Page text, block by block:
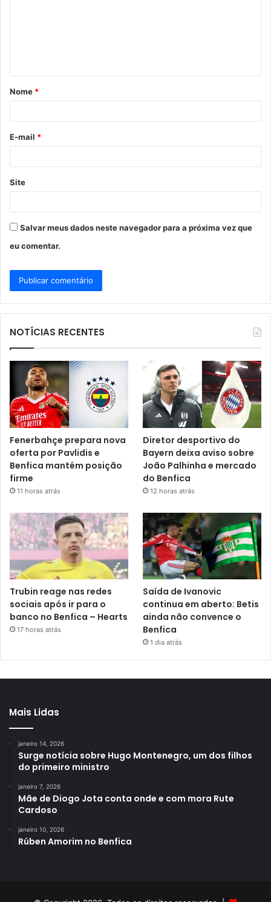
á
r
*
Nome *
E-mail *
Site
Salvar meus dados neste navegador para a próxima vez que
eu comentar.
NOTÍCIAS RECENTES
Fenerbahçe prepara nova
oferta por Pavlidis e
Benfica mantém posição
firme
11 horas atrás
Diretor desportivo do
Bayern deixa aviso sobre
João Palhinha e mercado
do Benfica
12 horas atrás
Trubin reage nas redes
sociais após ir para o
banco no Benfica – Hearts
17 horas atrás
Saída de Ivanovic
continua em aberto: Betis
ainda não convence o
Benfica
1 dia atrás
Mais Lidas
janeiro 14, 2026
Surge notícia sobre Hugo Montenegro, um dos filhos
do primeiro ministro
janeiro 7, 2026
Mãe de Diogo Jota conta onde e com mora Rute
Cardoso
janeiro 10, 2026
Rúben Amorim no Benfica